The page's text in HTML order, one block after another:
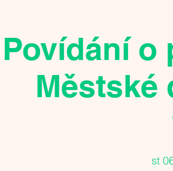
Povídání o
Městské
st